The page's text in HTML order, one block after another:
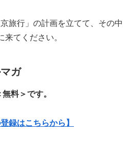
旅行」の計画を立てて、その中
てください。
ガ
無料＞です。
録はこちらから】